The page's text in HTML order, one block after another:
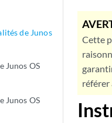
de Junos
Junos OS
Junos OS
Cette
référer